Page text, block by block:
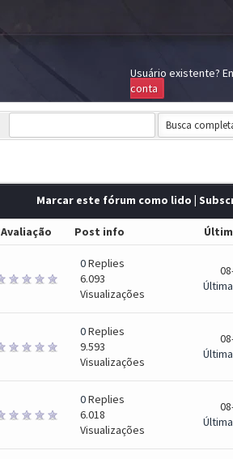
Usuário existente?
conta
Marcar este fórum como lido |
Avaliação Post info
0Replies
6.093
Visualizações
0Replies
9.593
Visualizações
0Replies
6.018
Visualizações